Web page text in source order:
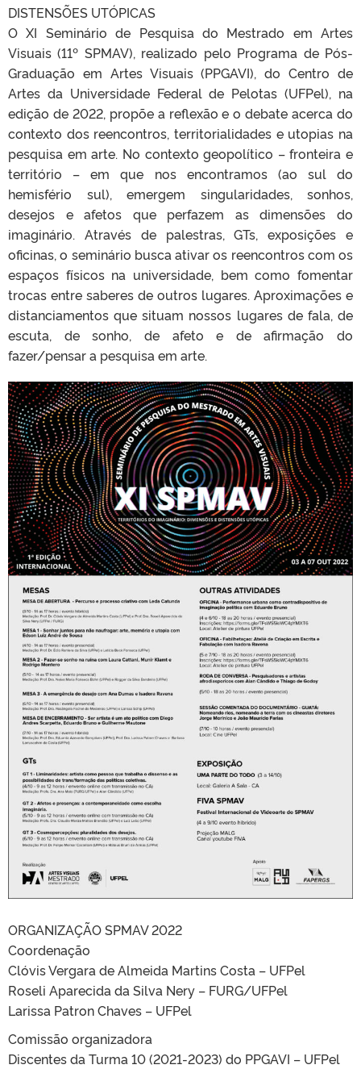
DISTENSÕES UTÓPICAS
O XI Seminário de Pesquisa do Mestrado em Artes
Visuais (11º SPMAV), realizado pelo Programa de Pós-
Graduação em Artes Visuais (PPGAVI), do Centro de
Artes da Universidade Federal de Pelotas (UFPel), na
edição de 2022, propõe a reflexão e o debate acerca do
contexto dos reencontros, territorialidades e utopias na
pesquisa em arte. No contexto geopolítico – fronteira e
território – em que nos encontramos (ao sul do
hemisfério sul), emergem singularidades, sonhos,
desejos e afetos que perfazem as dimensões do
imaginário. Através de palestras, GTs, exposições e
oficinas, o seminário busca ativar os reencontros com os
espaços físicos na universidade, bem como fomentar
trocas entre saberes de outros lugares. Aproximações e
distanciamentos que situam nossos lugares de fala, de
escuta, de sonho, de afeto e de afirmação do
fazer/pensar a pesquisa em arte.
ORGANIZAÇÃO SPMAV 2022
Coordenação
Clóvis Vergara de Almeida Martins Costa – UFPel
Roseli Aparecida da Silva Nery – FURG/UFPel
Larissa Patron Chaves – UFPel
Comissão organizadora
Discentes da Turma 10 (2021-2023) do PPGAVI – UFPel